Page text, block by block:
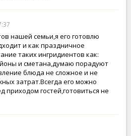
нашей семьи,я его готовлю
и как праздничное
таких ингридиентов как:
и сметана,думаю порадуют
блюда не сложное и не
затрат.Всегда его можно
приходом гостей,готовиться не